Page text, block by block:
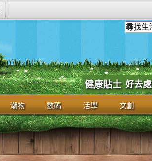
健康貼士 好去處
潮物 數碼 活學 文創